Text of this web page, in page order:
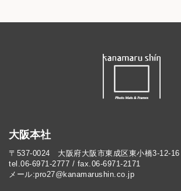
大阪本社
〒537-0024 大阪府大阪市東成区東小橋3-12-16
tel.06-6971-2777 / fax.06-6971-2171
メール:pro27@kanamarushin.co.jp​